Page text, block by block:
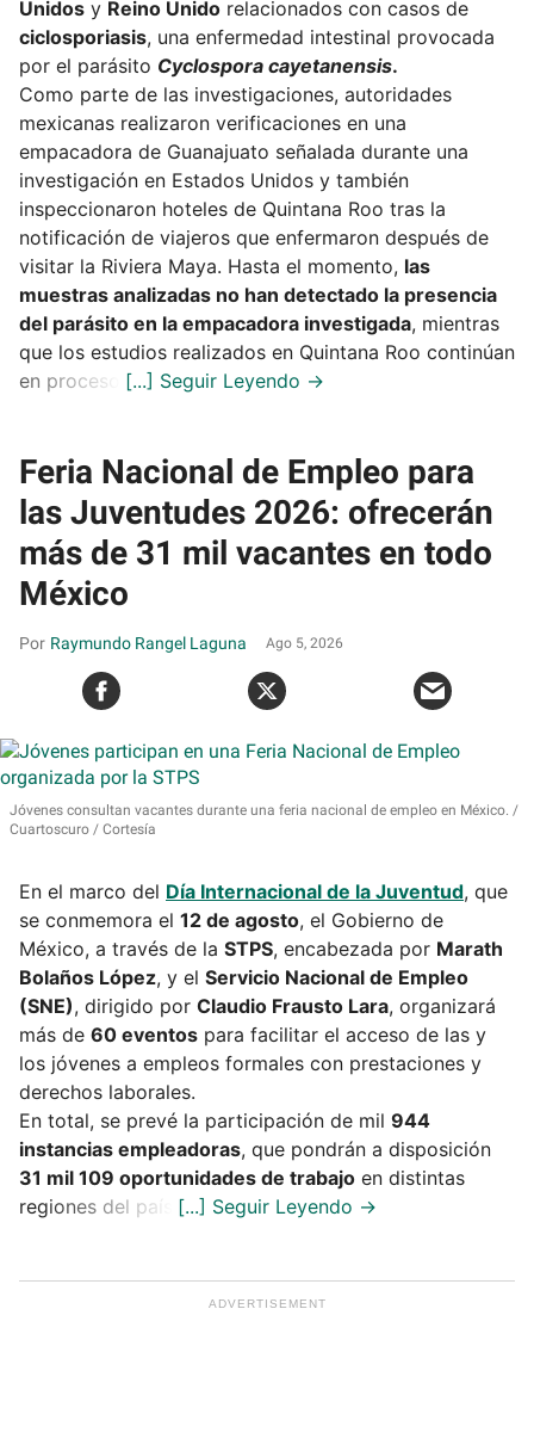
Unidos y Reino Unido relacionados con casos de
ciclosporiasis, una enfermedad intestinal provocada
por el parásito Cyclospora cayetanensis.
Como parte de las investigaciones, autoridades
mexicanas realizaron verificaciones en una
empacadora de Guanajuato señalada durante una
investigación en Estados Unidos y también
inspeccionaron hoteles de Quintana Roo tras la
notificación de viajeros que enfermaron después de
visitar la Riviera Maya. Hasta el momento, las
muestras analizadas no han detectado la presencia
del parásito en la empacadora investigada, mientras
que los estudios realizados en Quintana Roo continúan
en proceso.
Feria Nacional de Empleo para
las Juventudes 2026: ofrecerán
más de 31 mil vacantes en todo
México
Raymundo Rangel Laguna Ago 5, 2026
Jóvenes consultan vacantes durante una feria nacional de empleo en México.
Cuartoscuro / Cortesía
En el marco del Día Internacional de la Juventud, que
se conmemora el 12 de agosto, el Gobierno de
México, a través de la STPS, encabezada por Marath
Bolaños López, y el Servicio Nacional de Empleo
(SNE), dirigido por Claudio Frausto Lara, organizará
más de 60 eventos para facilitar el acceso de las y
los jóvenes a empleos formales con prestaciones y
derechos laborales.
En total, se prevé la participación de mil 944
instancias empleadoras, que pondrán a disposición
31 mil 109 oportunidades de trabajo en distintas
regiones del país.